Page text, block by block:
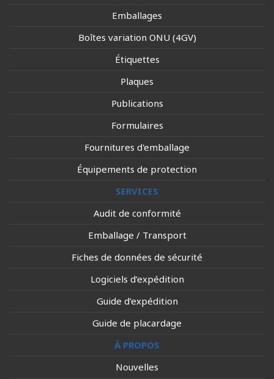
Emballages
Boîtes variation ONU (4GV)
Étiquettes
Plaques
Publications
Formulaires
Fournitures d'emballage
Équipements de protection
SERVICES
Audit de conformité
Emballage / Transport
Fiches de données de sécurité
Logiciels d’expédition
Guide d’expédition
Guide de placardage
À PROPOS
Nouvelles